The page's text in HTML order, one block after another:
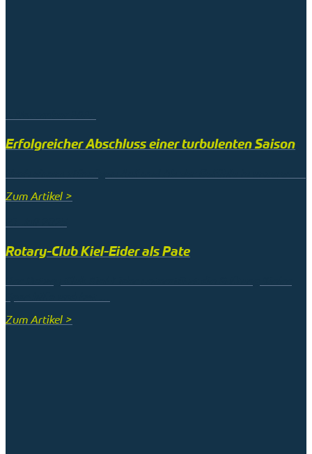
Erfolgreicher Abschluss einer turbulenten Saison
Zum Artikel >
Rotary-Club Kiel-Eider als Pate
Zum Artikel >